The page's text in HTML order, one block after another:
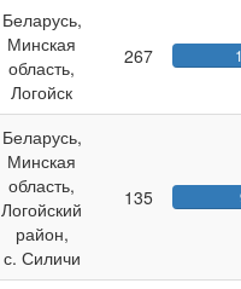
Беларусь,
Минская
область,
Логойск
267
Беларусь,
Минская
область,
Логойский
район,
с. Силичи
135